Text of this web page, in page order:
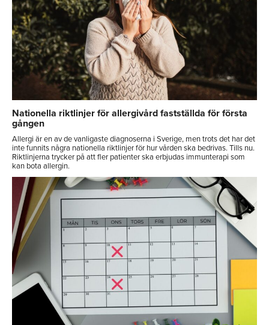
Nationella riktlinjer för allergivård fastställda för första
gången
Allergi är en av de vanligaste diagnoserna i Sverige, men trots det har det
inte funnits några nationella riktlinjer för hur vården ska bedrivas. Tills nu.
Riktlinjerna trycker på att fler patienter ska erbjudas immunterapi som
kan bota allergin.